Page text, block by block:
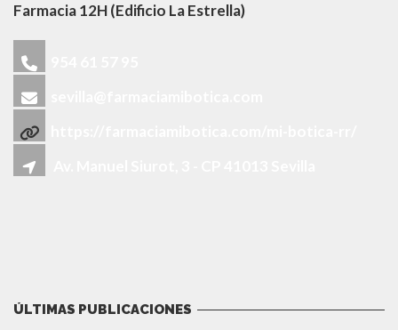
Farmacia 12H (Edificio La Estrella)
ÚLTIMAS PUBLICACIONES